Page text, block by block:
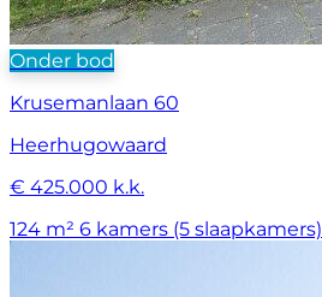
Onder bod
Krusemanlaan 60
Heerhugowaard
€ 425.000 k.k.
124 m² 6 kamers (5 slaapkamers)